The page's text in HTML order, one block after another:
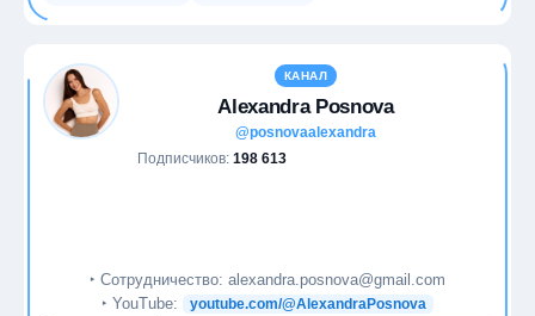
КАНАЛ
Alexandra Posnova
@posnovaalexandra
Подписчиков: 198 613
‣ Сотрудничество: alexandra.posnova@gmail.com
‣ YouTube:
youtube.com/@AlexandraPosnova